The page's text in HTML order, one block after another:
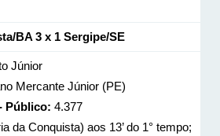
BA 3 x 1 Sergipe/SE
Júnior
Mercante Júnior (PE)
Público: 4.377
da Conquista) aos 13’ do 1° tempo;